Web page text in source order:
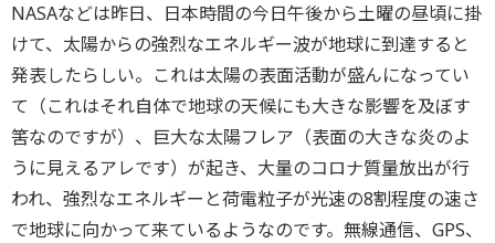
NASAなどは昨日、日本時間の今日午後から土曜の昼頃に掛
けて、太陽からの強烈なエネルギー波が地球に到達すると
発表したらしい。これは太陽の表面活動が盛んになってい
て（これはそれ自体で地球の天候にも大きな影響を及ぼす
筈なのですが）、巨大な太陽フレア（表面の大きな炎のよ
うに見えるアレです）が起き、大量のコロナ質量放出が行
われ、強烈なエネルギーと荷電粒子が光速の8割程度の速さ
で地球に向かって来ているようなのです。無線通信、GPS、